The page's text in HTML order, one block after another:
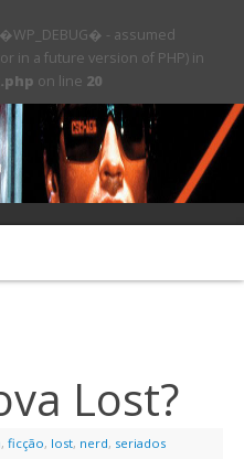
- assumed
in a future version of PHP) in
on line 20
Lost?
, ficção, lost, nerd, seriados